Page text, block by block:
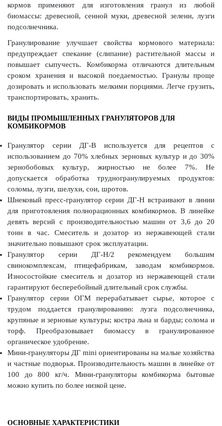
кормов применяют для изготовления гранул из любой
биомассы: древесной, сенной муки, древесной зелени, лузги
подсолнечника.
Гранулирование улучшает свойства кормового материала:
предупреждает спекание (слипание) растительной массы и
повышает сыпучесть. Комбикорма отличаются длительным
сроком хранения и высокой поедаемостью. Гранулы проще
дозировать и использовать мелкими порциями. Легче грузить,
транспортировать, хранить.
ВИДЫ ПРОМЫШЛЕННЫХ ГРАНУЛЯТОРОВ ДЛЯ
КОМБИКОРМОВ
Гранулятор серии ДГ-В используется для рецептов с
использованием до 70% хлебных зерновых культур и до 30%
зернобобовых культур, жирностью не более 7%. Не
допускается обработка трудногранулируемых продуктов:
соломы, лузги, шелухи, сои, шротов.
Шнековый пресс-гранулятор серии ДГ-Н встраивают в линии
для приготовления полнорационных комбикормов. В линейке
девять версий с производительностью машин от 3,6 до 20
тонн в час. Смеситель и дозатор из нержавеющей стали
значительно повышают срок эксплуатации.
Гранулятор серии ДГ-Н/2 рекомендуем большим
свинокомплексам, птицефабрикам, заводам комбикормов.
Износостойкие смеситель и дозатор из нержавеющей стали
гарантируют бесперебойный длительный срок службы.
Гранулятор серии ОГМ перерабатывает сырье, которое с
трудом поддается гранулированию: лузга подсолнечника,
крупяные и зерновые культуры; костра льна и барды; солома и
торф. Преобразовывает биомассу в гранулированное
органическое удобрение.
Мини-грануляторы ДГ mini ориентированы на малые хозяйства
и частные подворья. Производительность машин в линейке от
100 до 800 кг/ч. Мини-грануляторы комбикорма бытовые
можно купить по более низкой цене.
ОСНОВНЫЕ ХАРАКТЕРИСТИКИ